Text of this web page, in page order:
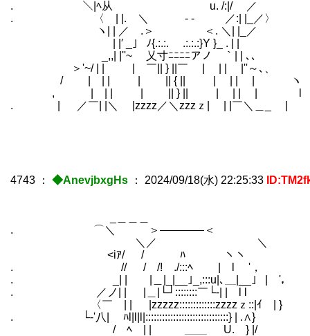
. ＼|ﾍ从 u. /:|/ ／
. 〈 | |. ＼ - - ／:| |_／〉
ヽ| | ／ .＞ ＜. ＼| |_／
| |′ _」 ﾉ{.:.:. ￣.:.:.:}Y }_ . | |
_,,| |''~ 乂寸ﾆﾆﾆﾆアノ ｀| | ､、
＞'~/ | | | ￣|| } ||￣ | | | |''～､、
/ | | | | || { || | | | | ヽ
, | | | | || } || | | | | l
. | ／￣| |＼ |zzzz／＼zzzｚ| | |￣＼＿_ |
4743 ： ◆AnevjbxgHs ： 2024/09/18(水) 22:25:33
. ⌒＼ ＞――――＜
＼／ ＼
<iｱ/ / ﾊ ヽヽ
. // / /! ./:::ﾍ | l '，
. _| | |＿|_|__｣_,:::u|､＿|__」 | '，
. ／ノ| | |＿|└┘::::::::￣└‐| | l l
〈￣ | | |zzzzz:::::::::::::zzzzｚ::|ｲ | }
. └‐'八| ﾊl|l|l|::::::::::::::::::::::::::::::} | .∧} そもそも
/ ﾍ | | ＿＿ U. } |/